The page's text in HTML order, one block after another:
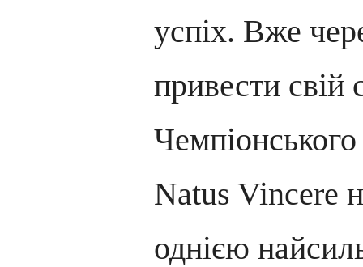
успіх. Вже
привести свій
Natus Vincere
однією